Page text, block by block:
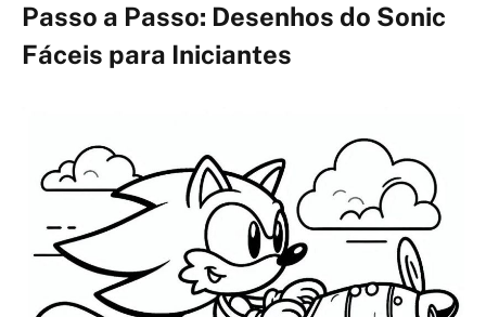
Passo a Passo: Desenhos do Sonic
Fáceis para Iniciantes